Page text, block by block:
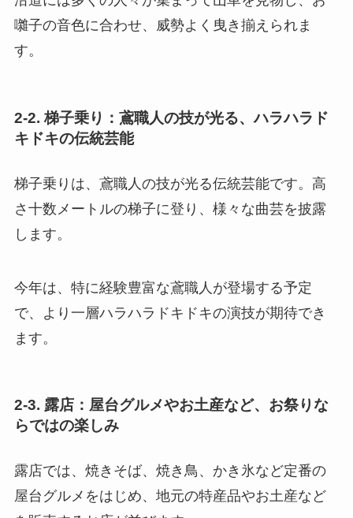
囃子の音色に合わせ、威勢よく曳き揃えられま
す。
2-2. 梯子乗り：鳶職人の技が光る、ハラハラド
キドキの伝統芸能
梯子乗りは、鳶職人の技が光る伝統芸能です。高
さ十数メートルの梯子に登り、様々な曲芸を披露
します。
今年は、特に経験豊富な鳶職人が登場する予定
で、より一層ハラハラドキドキの演技が期待でき
ます。
2-3. 露店：屋台グルメやお土産など、お祭りな
らではの楽しみ
露店では、焼きそば、焼き鳥、かき氷など定番の
屋台グルメをはじめ、地元の特産品やお土産など